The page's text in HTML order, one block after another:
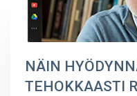
NÄIN
TEHOKKAASTI